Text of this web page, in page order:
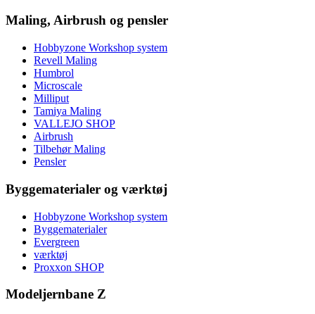
Maling, Airbrush og pensler
Hobbyzone Workshop system
Revell Maling
Humbrol
Microscale
Milliput
Tamiya Maling
VALLEJO SHOP
Airbrush
Tilbehør Maling
Pensler
Byggematerialer og værktøj
Hobbyzone Workshop system
Byggematerialer
Evergreen
værktøj
Proxxon SHOP
Modeljernbane Z